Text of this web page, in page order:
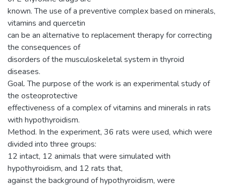
known. The use of a preventive complex based on minerals,
vitamins and quercetin
can be an alternative to replacement therapy for correcting
the consequences of
disorders of the musculoskeletal system in thyroid
diseases.
Goal. The purpose of the work is an experimental study of
the osteoprotective
effectiveness of a complex of vitamins and minerals in rats
with hypothyroidism.
Method. In the experiment, 36 rats were used, which were
divided into three groups:
12 intact, 12 animals that were simulated with
hypothyroidism, and 12 rats that,
against the background of hypothyroidism, were